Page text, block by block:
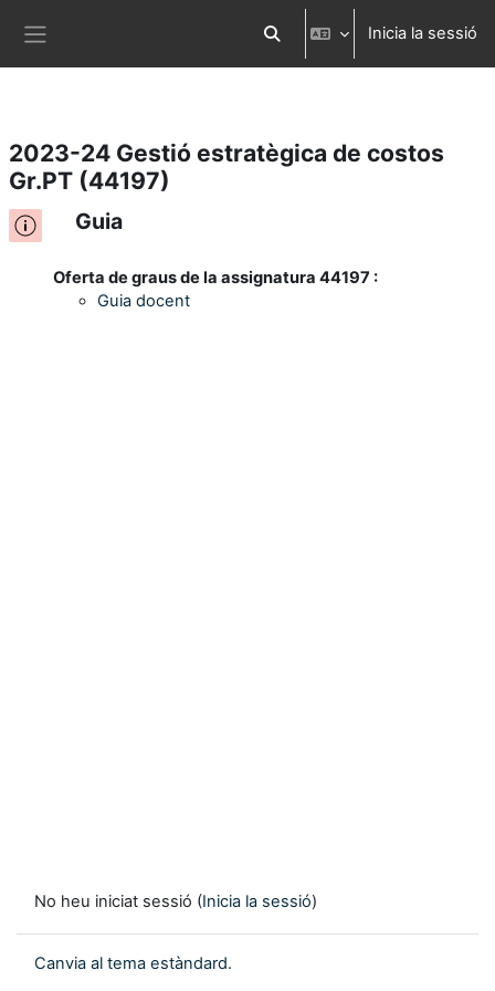
Ves al contingut principal Commuta l'entrada de la cerca
Inicia la sessió
2023-24 Gestió estratègica de costos
Gr.PT (44197)
Guia
Oferta de graus de la assignatura 44197 :
Guia docent
No heu iniciat sessió (Inicia la sessió)
Canvia al tema estàndard.